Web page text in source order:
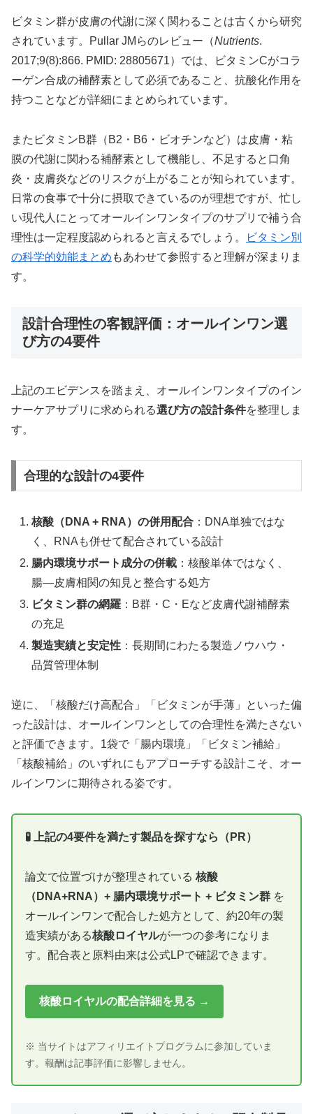
ビタミン群が皮膚の代謝に深く関わることは古くから研究
されています。Pullar JMらのレビュー（Nutrients.
2017;9(8):866. PMID: 28805671）では、ビタミンCがコラ
ーゲン合成の補酵素として必須であること、抗酸化作用を
持つことなどが詳細にまとめられています。
またビタミンB群（B2・B6・ビオチンなど）は皮膚・粘
膜の代謝に関わる補酵素として機能し、不足すると口角
炎・皮膚炎などのリスクが上がることが知られています。
日常の食事で十分に摂取できているのが理想ですが、忙し
い現代人にとってオールインワンタイプのサプリで補う合
理性は一定程度認められると言えるでしょう。
ビタミン別
の科学的効能まとめ もあわせて参照すると理解が深まりま
す。
設計合理性の客観評価：オールインワン選
び方の4要件
上記のエビデンスを踏まえ、オールインワンタイプのイン
ナーケアサプリに求められる選び方の設計条件を整理しま
す。
合理的な設計の4要件
核酸（DNA + RNA）の併用配合 ：DNA単独ではな
く、RNAも併せて配合されている設計
腸内環境サポート成分の併載 ：核酸単体ではなく、
腸—皮膚相関の知見と整合する処方
ビタミン群の網羅 ：B群・C・Eなど皮膚代謝補酵素
の充足
製造実績と安定性 ：長期間にわたる製造ノウハウ・
品質管理体制
逆に、「核酸だけ高配合」「ビタミンが手薄」といった偏
った設計は、オールインワンとしての合理性を満たさない
と評価できます。1袋で「腸内環境」「ビタミン補給」
「核酸補給」のいずれにもアプローチする設計こそ、オー
ルインワンに期待される姿です。
🧪 上記の4要件を満たす製品を探すなら（PR）
論文で位置づけが整理されている 核酸
（DNA+RNA）+ 腸内環境サポート + ビタミン群 を
オールインワンで配合した処方として、約20年の製
造実績がある核酸ロイヤルが一つの参考になりま
す。配合表と原料由来は公式LPで確認できます。
核酸ロイヤルの配合詳細を見る →
※ 当サイトはアフィリエイトプログラムに参加していま
す。報酬は記事評価に影響しません。